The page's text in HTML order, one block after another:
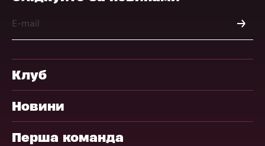
Клуб
Новини
Перша команда